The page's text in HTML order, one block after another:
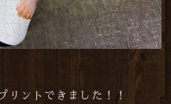
リントできました！！